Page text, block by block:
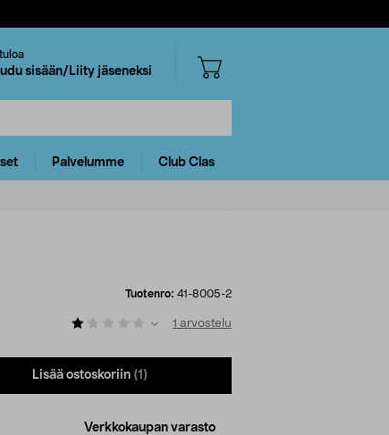
sisään/Liity jäseneksi
Palvelumme Club Clas
Tuotenro: 41-8005-2
1 arvostelu
Lisää ostoskoriin (1)
Verkkokaupan varasto